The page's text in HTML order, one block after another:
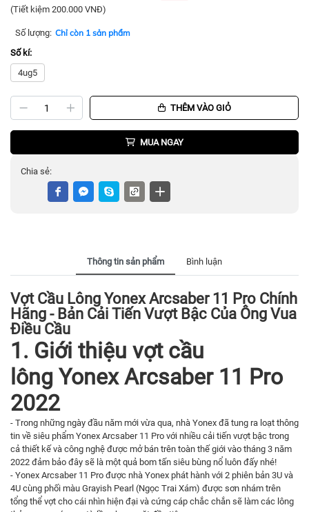
(Tiết kiệm 200.000 VNĐ)
Số lượng: Chỉ còn 1 sản phẩm
Số kí:
4ug5
THÊM VÀO GIỎ
MUA NGAY
Chia sẻ:
Thông tin sản phẩm Bình luận
Vợt Cầu Lông Yonex Arcsaber 11 Pro Chính
Hãng - Bản Cải Tiến Vượt Bậc Của Ông Vua
Điều Cầu
1. Giới thiệu vợt cầu
lông Yonex Arcsaber 11 Pro
2022
- Trong những ngày đầu năm mới vừa qua, nhà Yonex đã tung ra loạt thông
tin về siêu phẩm Yonex Arcsaber 11 Pro với nhiều cải tiến vượt bậc trong
cả thiết kế và công nghệ được mở bán trên toàn thế giới vào tháng 3 năm
2022 đảm bảo đây sẽ là một quả bom tấn siêu bùng nổ luôn đấy nhé!
- Yonex Arcsaber 11 Pro được nhà Yonex phát hành với 2 phiên bản 3U và
4U cùng phối màu Grayish Pearl (Ngọc Trai Xám) được sơn nhám trên
tổng thể vợt cho cái nhìn hiện đại và cứng cáp chắc chắn sẽ làm các lông